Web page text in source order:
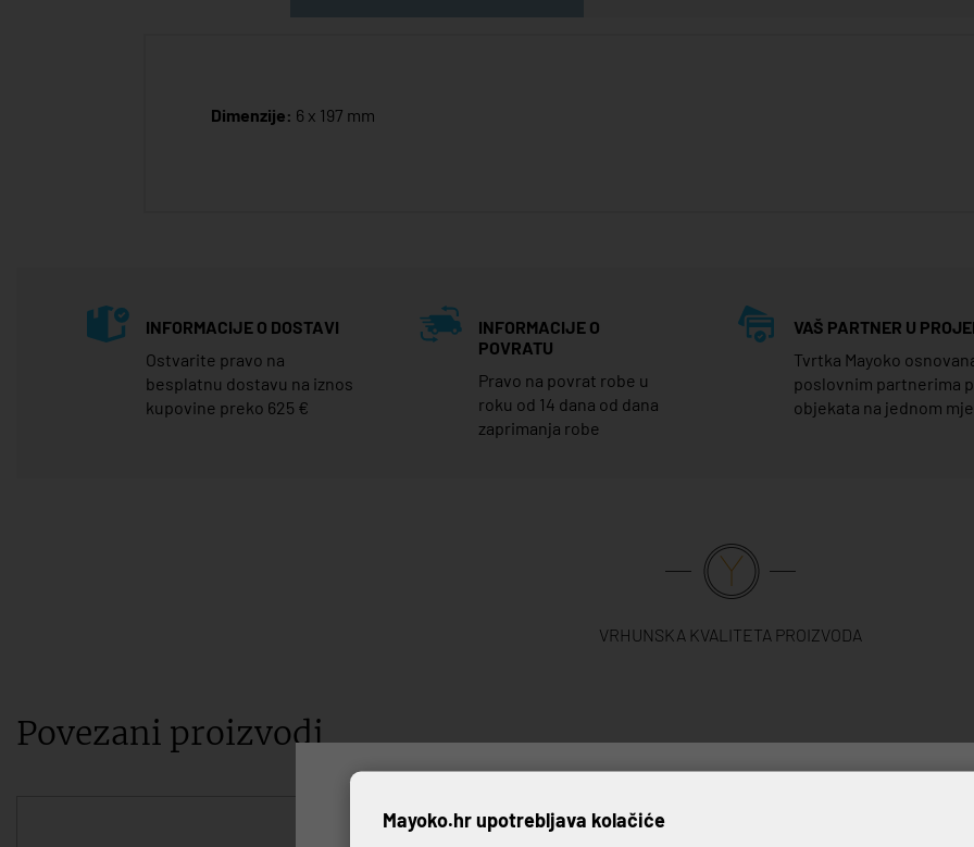
Dimenzije: 6 x 197 mm
INFORMACIJE O DOSTAVI
Ostvarite pravo na
besplatnu dostavu na iznos
kupovine preko 625 €
INFORMACIJE O
POVRATU
Pravo na povrat robe u
roku od 14 dana od dana
zaprimanja robe
VAŠ PARTNER U
Tvrtka Mayoko
poslovnim partnerima
objekata na jednom
VRHUNSKA KVALITETA PROIZVODA
Povezani proizvodi
Prijavite se na naš
Mayoko.hr upotrebljava kolačiće